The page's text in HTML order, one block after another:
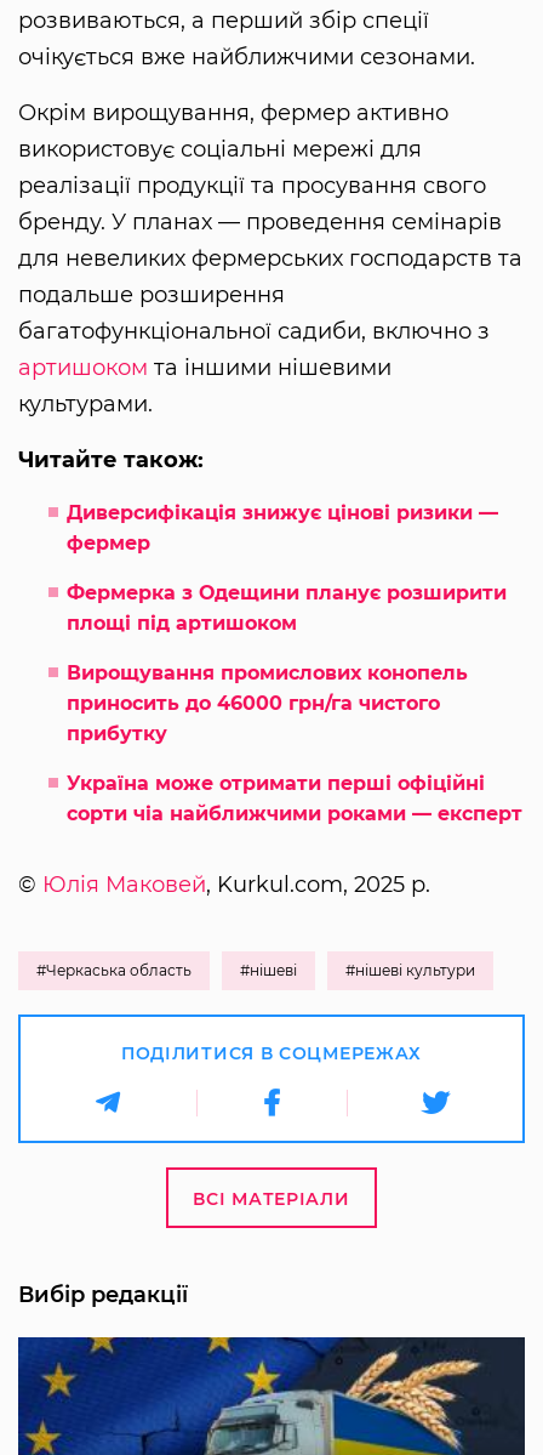
розвиваються, а перший збір спеції
очікується вже найближчими сезонами.
Окрім вирощування, фермер активно
використовує соціальні мережі для
реалізації продукції та просування свого
бренду. У планах — проведення семінарів
для невеликих фермерських господарств та
подальше розширення
багатофункціональної садиби, включно з
артишоком та іншими нішевими
культурами.
Читайте також:
Диверсифікація знижує цінові ризики —
фермер
Фермерка з Одещини планує розширити
площі під артишоком
Вирощування промислових конопель
приносить до 46000 грн/га чистого
прибутку
Україна може отримати перші офіційні
сорти чіа найближчими роками — експерт
© Юлія Маковей, Kurkul.com, 2025 р.
#Черкаська область #нішеві #нішеві культури
ПОДІЛИТИСЯ В СОЦМЕРЕЖАХ
ВСІ МАТЕРІАЛИ
Вибір редакції